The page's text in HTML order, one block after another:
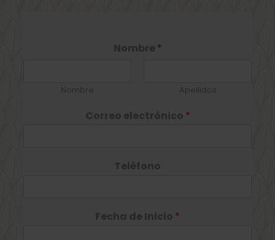
Nombre *
Nombre Apellidos
Correo electrónico *
Teléfono
Fecha de Inicio *